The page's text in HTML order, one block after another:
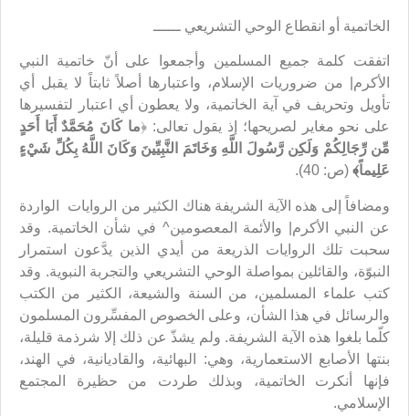
الخاتمية أو انقطاع الوحي التشريعي ــــــ
اتفقت كلمة جميع المسلمين وأجمعوا على أنّ خاتمية النبي
الأكرم| من ضروريات الإسلام، واعتبارها أصلاً ثابتاً لا يقبل أي
تأويل وتحريف في آية الخاتمية، ولا يعطون أي اعتبار لتفسيرها
على نحو مغاير لصريحها؛ إذ يقول تعالى: ﴿ما كَانَ مُحَمَّدٌ أَبَا أَحَدٍ
مِّن رِّجَالِكُمْ وَلَكِن رَّسُولَ اللَّهِ وَخَاتَمَ النَّبِيِّينَ وَكَانَ اللَّهُ بِكُلِّ شَيْءٍ
عَلِيماً﴾ (ص: 40).
ومضافاً إلى هذه الآية الشريفة هناك الكثير من الروايات الواردة
عن النبي الأكرم| والأئمة المعصومين^ في شأن الخاتمية. وقد
سحبت تلك الروايات الذريعة من أيدي الذين يدَّعون استمرار
النبوّة، والقائلين بمواصلة الوحي التشريعي والتجربة النبوية. وقد
كتب علماء المسلمين، من السنة والشيعة، الكثير من الكتب
والرسائل في هذا الشأن، وعلى الخصوص المفسِّرون المسلمون
كلّما بلغوا هذه الآية الشريفة. ولم يشذّ عن ذلك إلا شرذمة قليلة،
بنتها الأصابع الاستعمارية، وهي: البهائية، والقاديانية، في الهند،
فإنها أنكرت الخاتمية، وبذلك طردت من حظيرة المجتمع
الإسلامي.